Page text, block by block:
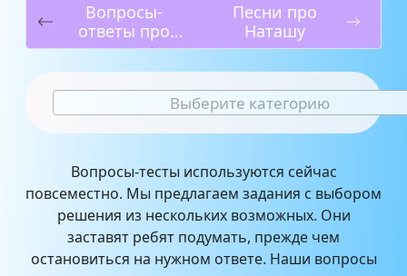
Вопросы-
ответы про
войну
Песни про
Наташу
Выберите категорию
Вопросы-тесты используются сейчас
повсеместно. Мы предлагаем задания с выбором
решения из нескольких возможных. Они
заставят ребят подумать, прежде чем
остановиться на нужном ответе. Наши вопросы